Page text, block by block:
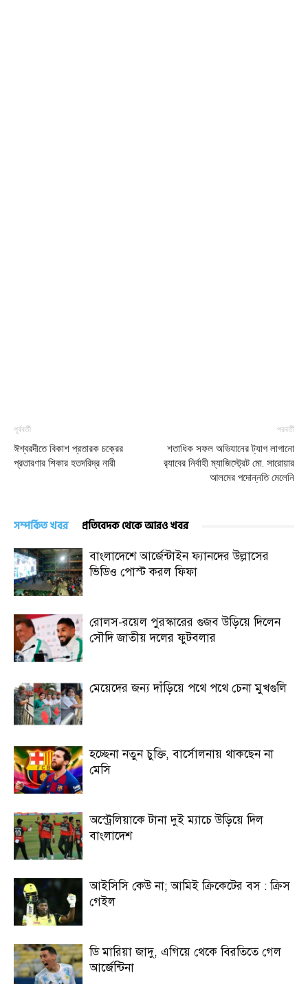
পূর্ববর্তী
ঈশ্বরদীতে বিকাশ প্রতারক চক্রের
প্রতারণার শিকার হতদরিদ্র নারী
পরবর্তী
শতাধিক সফল অভিযানের ট্যাগ লাগানো
র‍্যাবের নির্বাহী ম্যাজিস্ট্রেট মো. সারোয়ার
আলমের পদোন্নতি মেলেনি
সম্পর্কিত খবর প্রতিবেদক থেকে আরও খবর
বাংলাদেশে আর্জেন্টাইন ফ্যানদের উল্লাসের
ভিডিও পোস্ট করল ফিফা
রোলস-রয়েল পুরস্কারের গুজব উড়িয়ে দিলেন
সৌদি জাতীয় দলের ফুটবলার
মেয়েদের জন্য দাঁড়িয়ে পথে পথে চেনা মুখগুলি
হচ্ছেনা নতুন চুক্তি, বার্সোলনায় থাকছেন না
মেসি
অস্ট্রেলিয়াকে টানা দুই ম্যাচে উড়িয়ে দিল
বাংলাদেশ
আইসিসি কেউ না; আমিই ক্রিকেটের বস : ক্রিস
গেইল
ডি মারিয়া জাদু, এগিয়ে থেকে বিরতিতে গেল
আর্জেন্টিনা